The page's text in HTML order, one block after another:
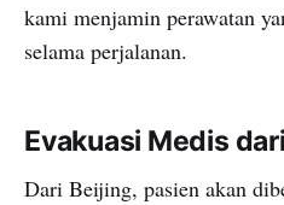
kami menjamin perawatan
selama perjalanan.
Evakuasi Medis
Dari Beijing, pasien akan